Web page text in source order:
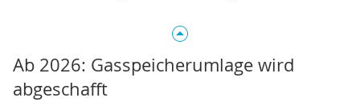
Ab 2026: Gasspeicherumlage wird
abgeschafft